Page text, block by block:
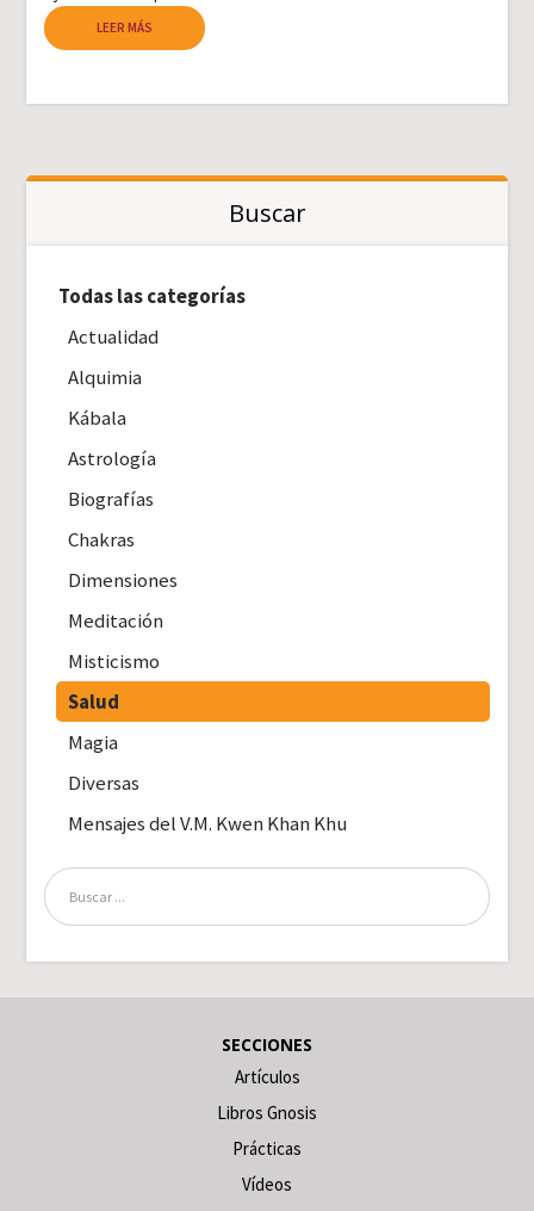
LEER MÁS
Buscar
Todas las categorías
Actualidad
Alquimia
Kábala
Astrología
Biografías
Chakras
Dimensiones
Meditación
Misticismo
Salud
Magia
Diversas
Mensajes del V.M. Kwen Khan Khu
SECCIONES
Artículos
Libros Gnosis
Prácticas
Vídeos